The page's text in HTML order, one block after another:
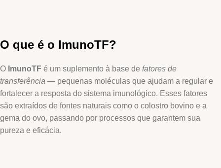
O que é o ImunoTF?
O ImunoTF é um suplemento à base de fatores de
transferência — pequenas moléculas que ajudam a regular e
fortalecer a resposta do sistema imunológico. Esses fatores
são extraídos de fontes naturais como o colostro bovino e a
gema do ovo, passando por processos que garantem sua
pureza e eficácia.